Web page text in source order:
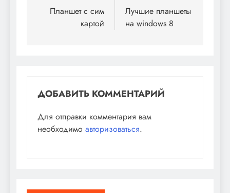
по
записям
Планшет с сим
картой
Лучшие планшеты
на windows 8
ДОБАВИТЬ КОММЕНТАРИЙ
Для отправки комментария вам
необходимо авторизоваться.